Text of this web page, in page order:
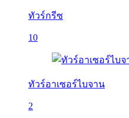
ทัวร์กรีซ
10
ทัวร์อาเซอร์ไบจาน
2